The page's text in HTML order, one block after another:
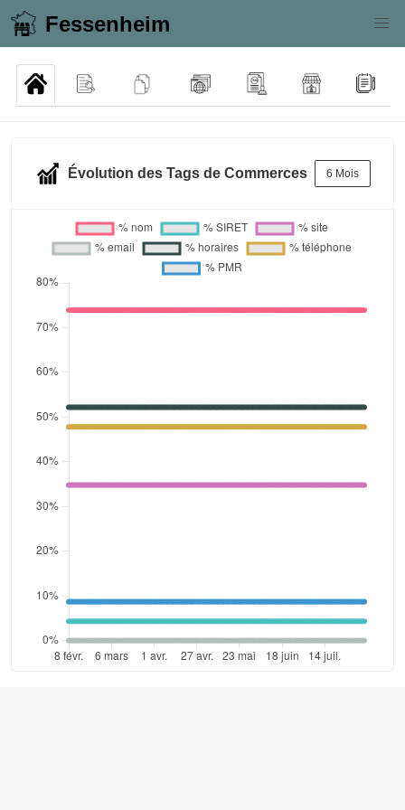
Fessenheim
Évolution des Tags de Commerces 6 Mois